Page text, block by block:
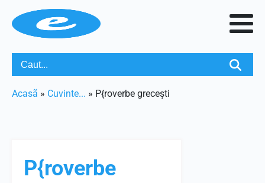
Acasã » Cuvinte... » P{roverbe grecești
P{roverbe